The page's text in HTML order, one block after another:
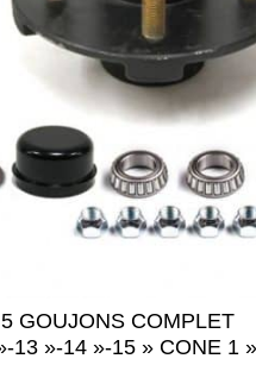
GOUJONS COMPLET
13 »-14 »-15 » CONE 1 »